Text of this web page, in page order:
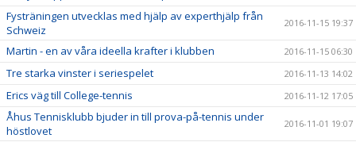
Fysträningen utvecklas med hjälp av experthjälp från
Schweiz
2016-11-15 19:37
Martin - en av våra ideella krafter i klubben 2016-11-15 06:30
Tre starka vinster i seriespelet 2016-11-13 14:02
Erics väg till College-tennis 2016-11-12 17:05
Åhus Tennisklubb bjuder in till prova-på-tennis under
höstlovet
2016-11-01 19:07